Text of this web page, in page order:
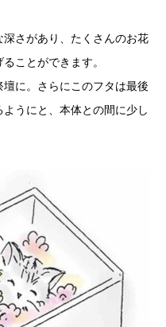
さがあり、たくさんのお花
ことができます。
に。さらにこのフタは最後
うにと、本体との間に少し